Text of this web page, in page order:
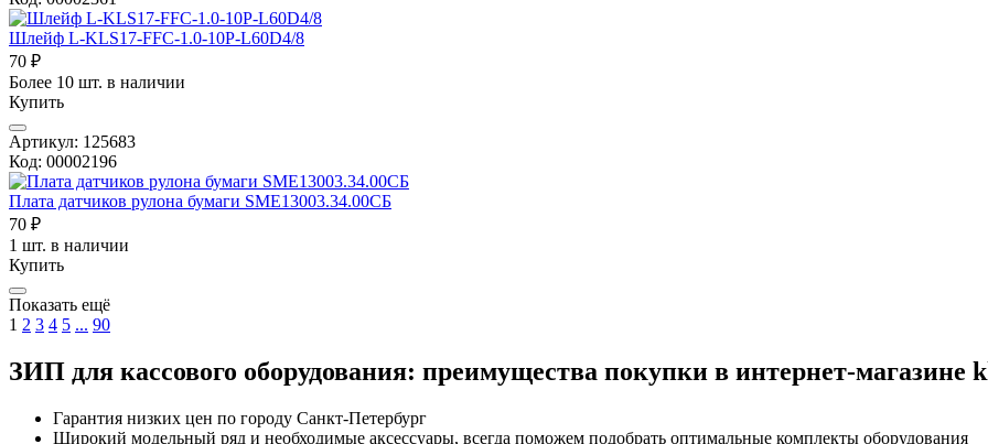
Шлейф L-KLS17-FFC-1.0-10P-L60D4/8
70 ₽
Более 10 шт. в наличии
Купить
Артикул: 125683
Код: 00002196
Плата датчиков рулона бумаги SME13003.34.00СБ
70 ₽
1 шт. в наличии
Купить
Показать ещё
1 2 3 4 5 ... 90
ЗИП для кассового оборудования: преимущества покупки в интернет-магазине
Гарантия низких цен по городу Санкт-Петербург
Широкий модельный ряд и необходимые аксессуары, всегда поможем подобрать оптимальные комплекты оборудования